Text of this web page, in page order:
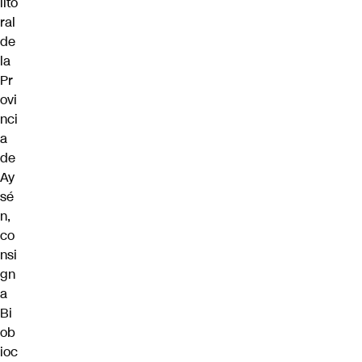
ral
de
la
Pr
ovi
nci
a
de
Ay
sé
n,
co
nsi
gn
a
Bi
ob
ioc